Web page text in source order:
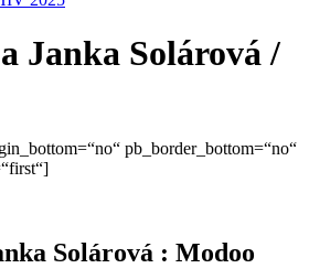
Janka Solárová /
pb_border_bottom=“no“
Solárová : Modoo